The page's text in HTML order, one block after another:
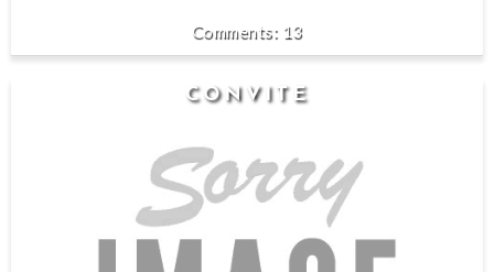
13
CONVITE